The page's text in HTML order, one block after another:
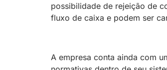
possibilidade de rejeição de
fluxo de caixa e podem ser
A empresa conta ainda com